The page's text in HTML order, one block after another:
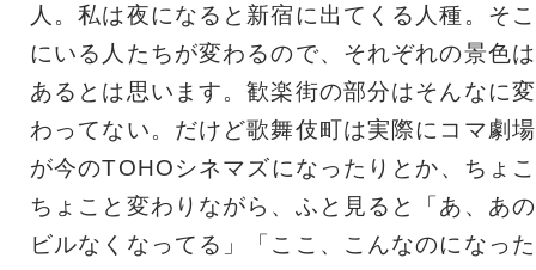
人。私は夜になると新宿に出てくる人種。そこ
にいる人たちが変わるので、それぞれの景色は
あるとは思います。歓楽街の部分はそんなに変
わってない。だけど歌舞伎町は実際にコマ劇場
が今のTOHOシネマズになったりとか、ちょこ
ちょこと変わりながら、ふと見ると「あ、あの
ビルなくなってる」「ここ、こんなのになった